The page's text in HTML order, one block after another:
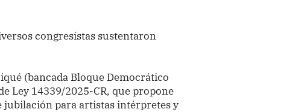
congresistas sustentaron
(bancada Bloque Democrático
Ley 14339/2025-CR, que propone
jubilación para artistas intérpretes y